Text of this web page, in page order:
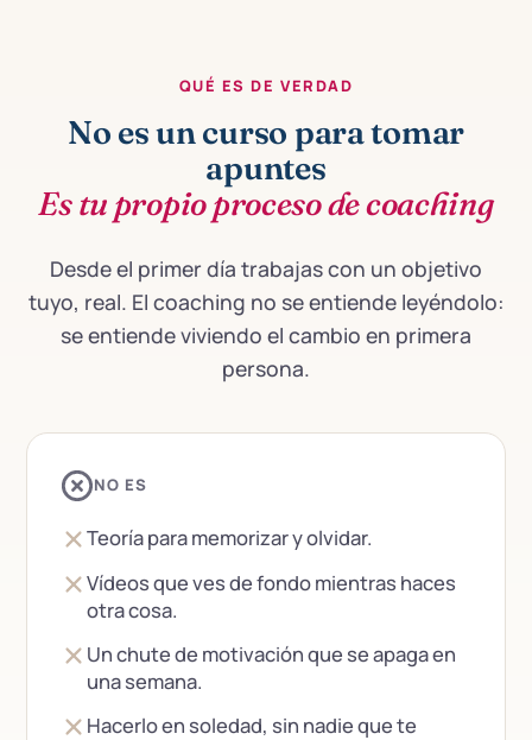
QUÉ ES DE VERDAD
No es un curso para tomar
apuntes
Es tu propio proceso de coaching
Desde el primer día trabajas con un objetivo
tuyo, real. El coaching no se entiende leyéndolo:
se entiende viviendo el cambio en primera
persona.
NO ES
Teoría para memorizar y olvidar.
Vídeos que ves de fondo mientras haces
otra cosa.
Un chute de motivación que se apaga en
una semana.
Hacerlo en soledad, sin nadie que te